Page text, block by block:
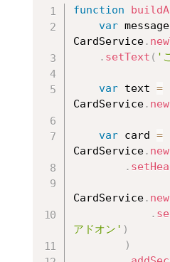
function
var message
CardService.
. setText ( '
var text =
CardService.
var card =
CardService.
.
CardService.
.
アドオン' )
)